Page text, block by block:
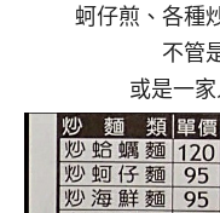
蚵仔煎、各種
不管
或是一